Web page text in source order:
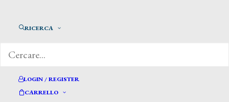
RICERCA
LOGIN / REGISTER
CARRELLO